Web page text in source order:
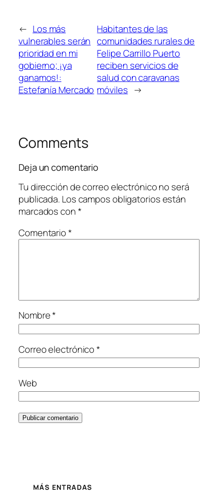
← Los más
vulnerables serán
prioridad en mi
gobierno; ¡ya
ganamos!:
Estefanía Mercado
Habitantes de las
comunidades rurales de
Felipe Carrillo Puerto
reciben servicios de
salud con caravanas
móviles →
Comments
Deja un comentario
Tu dirección de correo electrónico no será
publicada. Los campos obligatorios están
marcados con*
Comentario*
Nombre*
Correo electrónico*
Web
MÁS ENTRADAS